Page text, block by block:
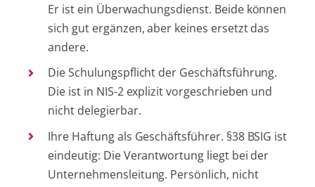
Er ist ein Überwachungsdienst. Beide können
sich gut ergänzen, aber keines ersetzt das
andere.
Die Schulungspflicht der Geschäftsführung.
Die ist in NIS-2 explizit vorgeschrieben und
nicht delegierbar.
Ihre Haftung als Geschäftsführer. §38 BSIG ist
eindeutig: Die Verantwortung liegt bei der
Unternehmensleitung. Persönlich, nicht